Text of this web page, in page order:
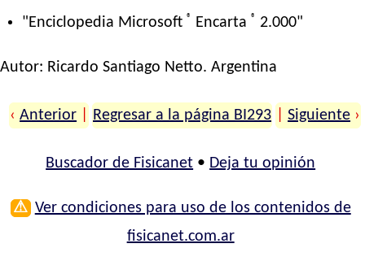
"Enciclopedia Microsoft ® Encarta ® 2.000"
Autor: Ricardo Santiago Netto. Argentina
‹ Anterior Regresar a la página BI293 Siguiente ›
Buscador de Fisicanet • Deja tu opinión
⚠ Ver condiciones para uso de los contenidos de
fisicanet.com.ar